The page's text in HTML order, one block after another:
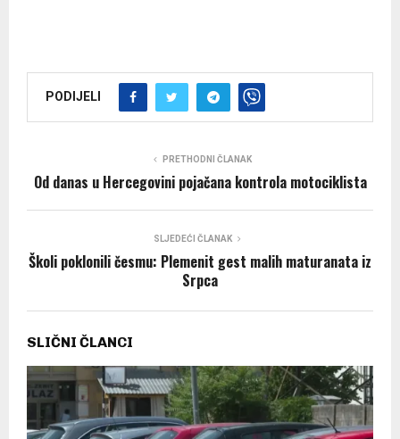
PODIJELI
PRETHODNI ČLANAK
Od danas u Hercegovini pojačana kontrola motociklista
SLJEDEĆI ČLANAK
Školi poklonili česmu: Plemenit gest malih maturanata iz
Srpca
SLIČNI ČLANCI